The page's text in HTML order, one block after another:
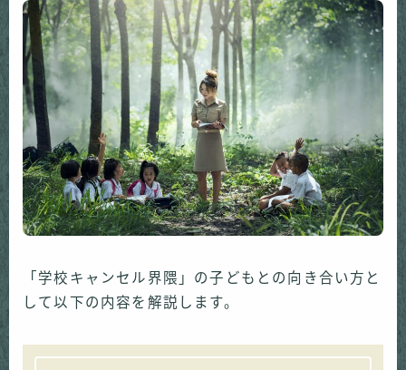
「学校キャンセル界隈」の子どもとの向き合い方と
して以下の内容を解説します。